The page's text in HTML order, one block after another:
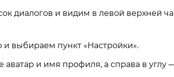
диалогов и видим в левой верхней
и выбираем пункт «Настройки».
аватар и имя профиля, а справа в углу